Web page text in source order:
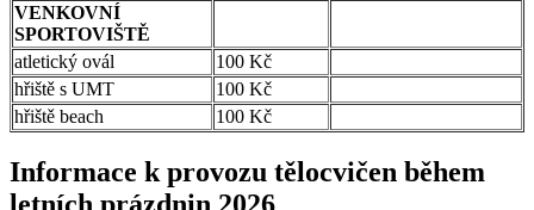
VENKOVNÍ
SPORTOVIŠTĚ
atletický ovál
100 Kč
hřiště s UMT
100 Kč
hřiště beach
100 Kč
Informace k provozu tělocvičen během
letních prázdnin 2026